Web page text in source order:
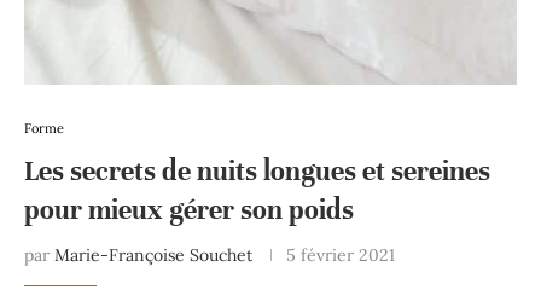
Forme
Les secrets de nuits longues et sereines
pour mieux gérer son poids
par Marie-Françoise Souchet 5 février 2021